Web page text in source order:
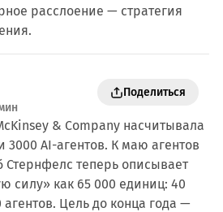
расслоение — стратегия
Поделиться
& Company насчитывала
3000 AI-агентов. К маю агентов
Стернфелс теперь описывает
силу» как 65 000 единиц: 40
Цель до конца года —